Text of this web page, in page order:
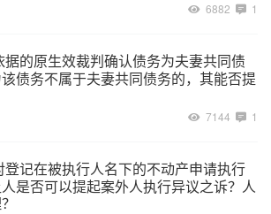
6882 1
据的原生效裁判确认债务为夫妻共同债
债务不属于夫妻共同债务的，其能否提
7144 1
登记在被执行人名下的不动产申请执行
是否可以提起案外人执行异议之诉？人